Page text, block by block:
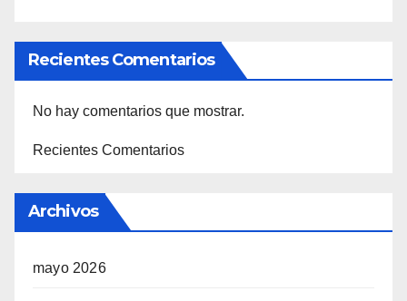
Recientes Comentarios
No hay comentarios que mostrar.
Recientes Comentarios
Archivos
mayo 2026